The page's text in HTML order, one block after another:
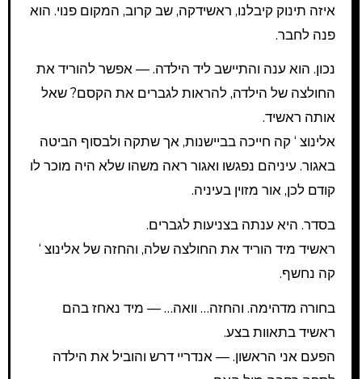
איזה תינוק קיבלנו, ראשידקה, שב קרוב, המקום פנוי. הוא
פנה לחבר.
נכון. הוא ענה והתיישב ליד הילדה. — אפשר להוריד את
החולצה של הילדה, להראות לגברים את הקסם? שאל
אותה ראשיד.
אלינוצ ‘ קה חייכה בביישנות, אך שתקה ולבסוף הביטה
באגור. עיניהם נפגשו ואגור ראה משהו שלא היה מוכר לו
קודם לכן, אור מזוין בעיניה.
בסדר. היא ענתה בצניעות לגברים.
ראשיד מיד הוריד את החולצה שלה, והחזה של אלינוצ ‘
קה נחשף.
בחורה מדהימה. והחזה… וואה… — מיד נאחז בהם
ראשיד בתאוות בצע.
הפעם אני הראשון. — אנדריי דרש והוביל את הילדה